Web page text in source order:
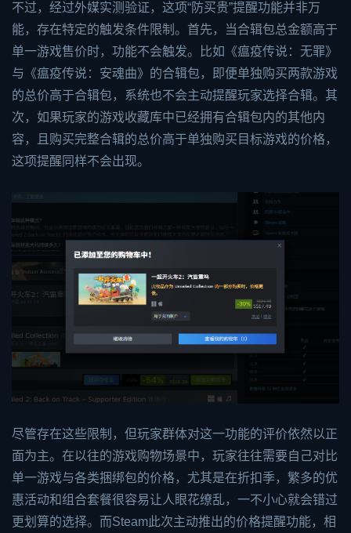
不过，经过外媒实测验证，这项“防买贵”提醒功能并非万
能，存在特定的触发条件限制。首先，当合辑包总金额高于
单一游戏售价时，功能不会触发。比如《瘟疫传说：无罪》
与《瘟疫传说：安魂曲》的合辑包，即便单独购买两款游戏
的总价高于合辑包，系统也不会主动提醒玩家选择合辑。其
次，如果玩家的游戏收藏库中已经拥有合辑包内的其他内
容，且购买完整合辑的总价高于单独购买目标游戏的价格，
这项提醒同样不会出现。
尽管存在这些限制，但玩家群体对这一功能的评价依然以正
面为主。在以往的游戏购物场景中，玩家往往需要自己对比
单一游戏与各类捆绑包的价格，尤其是在折扣季，繁多的优
惠活动和组合套餐很容易让人眼花缭乱，一不小心就会错过
更划算的选择。而Steam此次主动推出的价格提醒功能，相